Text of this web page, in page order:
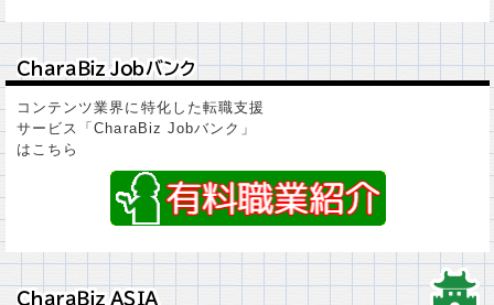
ＣｈａｒａＢｉｚ Ｊｏｂバンク
ＣｈａｒａＢｉｚ Ｊｏｂバンク
コンテンツ業界に特化した転職支援
サービス「CharaBiz Jobバンク」
はこちら
ＣｈａｒａＢｉｚ ＡＳＩＡ
ＣｈａｒａＢｉｚ ＡＳＩＡ